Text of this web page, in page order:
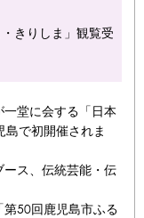
きりしま」観覧受
堂に会する「日本
で初開催されま
ス、伝統芸能・伝
50回鹿児島市ふる